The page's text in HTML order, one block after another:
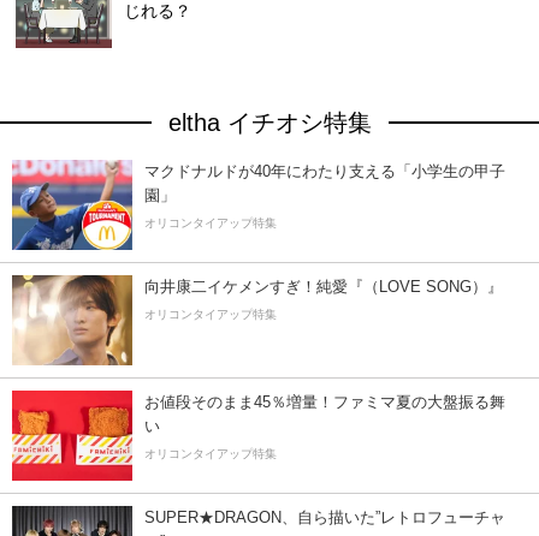
じれる？
eltha イチオシ特集
マクドナルドが40年にわたり支える「小学生の甲子
園」
オリコンタイアップ特集
向井康二イケメンすぎ！純愛『（LOVE SONG）』
オリコンタイアップ特集
お値段そのまま45％増量！ファミマ夏の大盤振る舞
い
オリコンタイアップ特集
SUPER★DRAGON、自ら描いた”レトロフューチャ